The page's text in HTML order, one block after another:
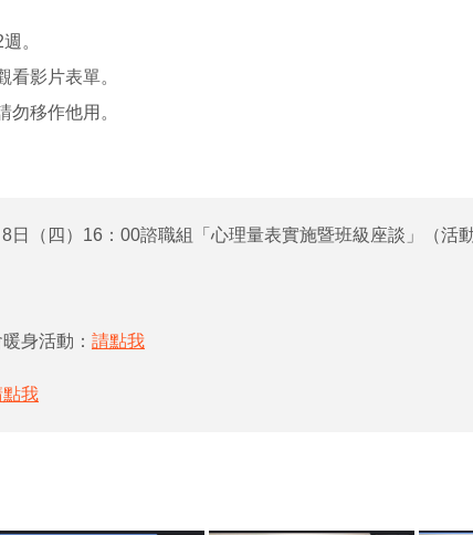
。
看影片表單。
勿移作他用。
（四）16：00諮職組「心理量表實施暨班級座談」（活動
身活動： 請點我
點我